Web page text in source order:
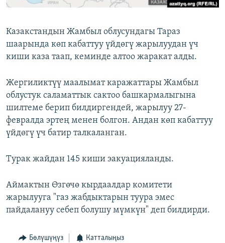
Казакстандын Жамбыл облусундагы Тараз
шаарында көп кабаттуу үйдөгү жарылуудан үч
киши каза таап, кеминде алтоо жаракат алды.
Жергиликтүү маалымат каражаттары Жамбыл
облустук саламаттык сактоо башкармалыгына
шилтеме берип билдиргендей, жарылуу 27-
февралда эртең менен болгон. Андан көп кабаттуу
үйдөгү үч батир талкаланган.
Турак жайдан 145 киши эакуацияланды.
Аймактын Өзгөчө кырдаалдар комитети
жарылууга "газ жабдыктарын туура эмес
пайдалануу себеп болушу мүмкүн" деп билдирди.
Бөлүшүңүз Катталыңыз